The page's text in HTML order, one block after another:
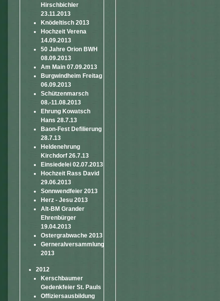
Hirschbichler
23.11.2013
Knödeltisch 2013
Hochzeit Verena
14.09.2013
50 Jahre Orion BWH
08.09.2013
Am Main 07.09.2013
Burgwindheim Freitag
06.09.2013
Schützenmarsch
08.-11.08.2013
Ehrung Kowatsch
Hans 28.7.13
Baon-Fest Defilierung
28.7.13
Heldenehrung
Kirchdorf 26.7.13
Einsiedelei 02.07.2013
Hochzeit Rass David
29.06.2013
Sonnwendfeier 2013
Herz - Jesu 2013
Alt-BM Grander
Ehrenbürger
19.04.2013
Ostergrabwache 2013
Gerneralversammlung
2013
2012
Kerschbaumer
Gedenkfeier St. Pauls
Offiziersausbildung